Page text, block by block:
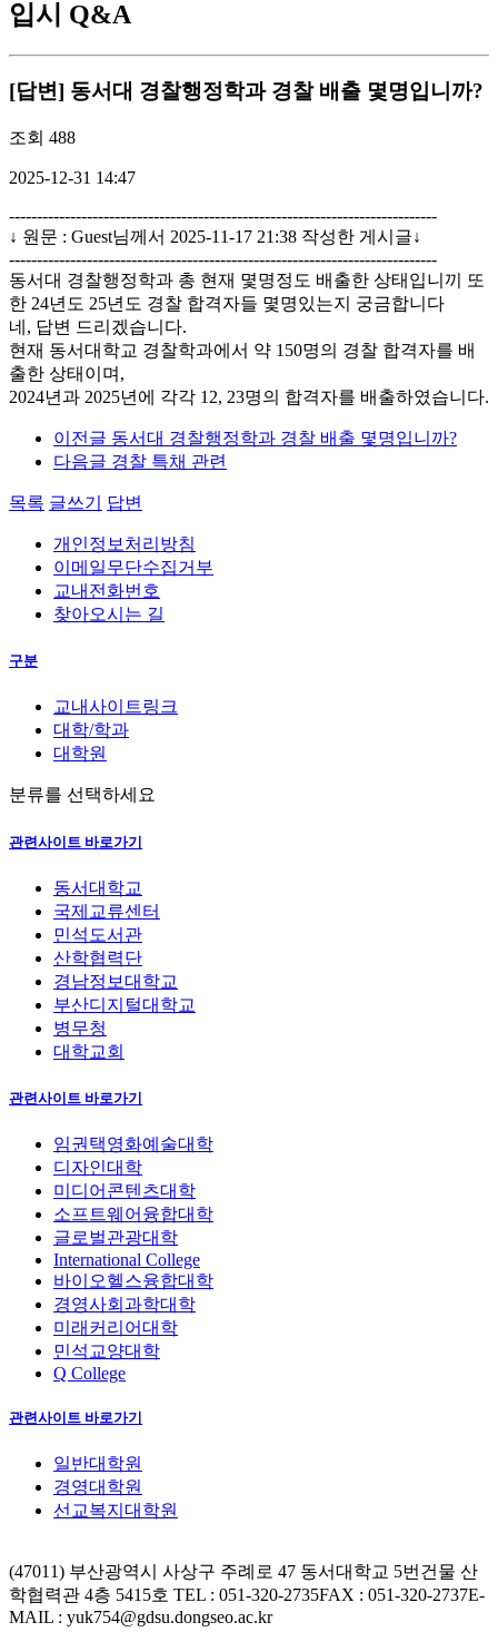
입시 Q&A
[답변] 동서대 경찰행정학과 경찰 배출 몇명입니까?
조회 488
2025-12-31 14:47
-----------------------------------------------------------------------------
↓ 원문 : Guest님께서 2025-11-17 21:38 작성한 게시글↓
-----------------------------------------------------------------------------
동서대 경찰행정학과 총 현재 몇명정도 배출한 상태입니끼 또
한 24년도 25년도 경찰 합격자들 몇명있는지 궁금합니다
네, 답변 드리겠습니다.
현재 동서대학교 경찰학과에서 약 150명의 경찰 합격자를 배
출한 상태이며,
2024년과 2025년에 각각 12, 23명의 합격자를 배출하였습니다.
이전글 동서대 경찰행정학과 경찰 배출 몇명입니까?
다음글 경찰 특채 관련
목록 글쓰기 답변
개인정보처리방침
이메일무단수집거부
교내전화번호
찾아오시는 길
구분
교내사이트링크
대학/학과
대학원
분류를 선택하세요
관련사이트 바로가기
동서대학교
국제교류센터
민석도서관
산학협력단
경남정보대학교
부산디지털대학교
병무청
대학교회
관련사이트 바로가기
임권택영화예술대학
디자인대학
미디어콘텐츠대학
소프트웨어융합대학
글로벌관광대학
International College
바이오헬스융합대학
경영사회과학대학
미래커리어대학
민석교양대학
Q College
관련사이트 바로가기
일반대학원
경영대학원
선교복지대학원
(47011) 부산광역시 사상구 주례로 47 동서대학교 5번건물 산
학협력관 4층 5415호 TEL : 051-320-2735FAX : 051-320-2737E-
MAIL : yuk754@gdsu.dongseo.ac.kr